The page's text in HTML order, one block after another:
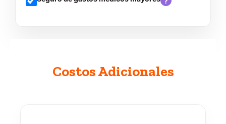
Costos Adicionales